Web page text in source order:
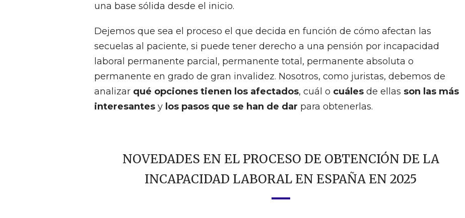
una base sólida desde el inicio.
Dejemos que sea el proceso el que decida en función de cómo afectan las
secuelas al paciente, si puede tener derecho a una pensión por incapacidad
laboral permanente parcial, permanente total, permanente absoluta o
permanente en grado de gran invalidez. Nosotros, como juristas, debemos de
analizar qué opciones tienen los afectados, cuál o cuáles de ellas son las más
interesantes y los pasos que se han de dar para obtenerlas.
NOVEDADES EN EL PROCESO DE OBTENCIÓN DE LA
INCAPACIDAD LABORAL EN ESPAÑA EN 2025